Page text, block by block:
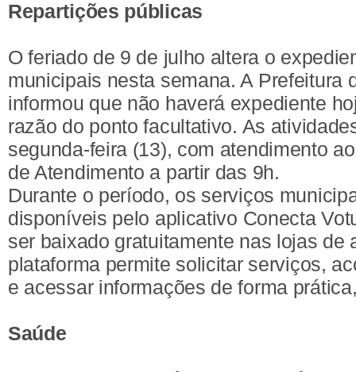
Repartições públicas
O feriado de 9 de julho altera o
municipais nesta semana. A Prefeitura
informou que não haverá expediente
razão do ponto facultativo. As
segunda-feira (13), com atendimento
de Atendimento a partir das 9h.
Durante o período, os serviços
disponíveis pelo aplicativo Conecta
ser baixado gratuitamente nas lojas de
plataforma permite solicitar serviços,
e acessar informações de forma
Saúde